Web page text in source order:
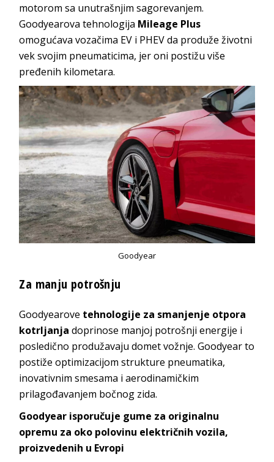
motorom sa unutrašnjim sagorevanjem.
Goodyearova tehnologija Mileage Plus
omogućava vozačima EV i PHEV da produže životni
vek svojim pneumaticima, jer oni postižu više
pređenih kilometara.
Goodyear
Za manju potrošnju
Goodyearove tehnologije za smanjenje otpora
kotrljanja doprinose manjoj potrošnji energije i
posledično produžavaju domet vožnje. Goodyear to
postiže optimizacijom strukture pneumatika,
inovativnim smesama i aerodinamičkim
prilagođavanjem bočnog zida.
Goodyear isporučuje gume za originalnu
opremu za oko polovinu električnih vozila,
proizvedenih u Evropi